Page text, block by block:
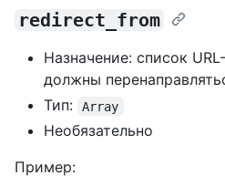
redirect_from
Назначение: список
должны
Тип:
Array
Необязательно
Пример: